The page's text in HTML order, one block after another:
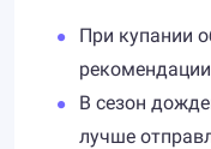
При купании
В сезон
лучше